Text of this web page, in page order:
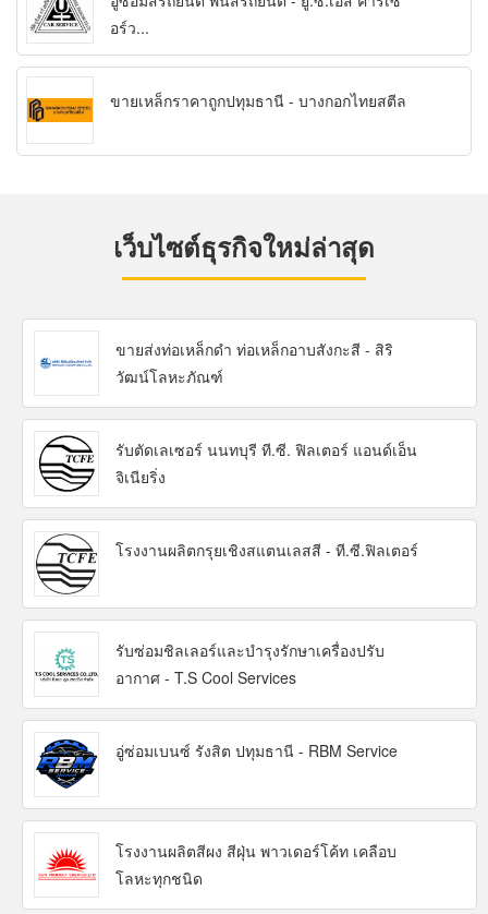
อร์ว...
ขายเหล็กราคาถูกปทุมธานี - บางกอกไทยสตีล
เว็บไซต์ธุรกิจใหม่ล่าสุด
ขายส่งท่อเหล็กดำ ท่อเหล็กอาบสังกะสี - สิริ
วัฒน์โลหะภัณฑ์
รับตัดเลเซอร์ นนทบุรี ที.ซี. ฟิลเตอร์ แอนด์เอ็น
จิเนียริ่ง
โรงงานผลิตกรุยเชิงสแตนเลสสี - ที.ซี.ฟิลเตอร์
รับซ่อมชิลเลอร์และบำรุงรักษาเครื่องปรับ
อากาศ - T.S Cool Services
อู่ซ่อมเบนซ์ รังสิต ปทุมธานี - RBM Service
โรงงานผลิตสีผง สีฝุ่น พาวเดอร์โค้ท เคลือบ
โลหะทุกชนิด